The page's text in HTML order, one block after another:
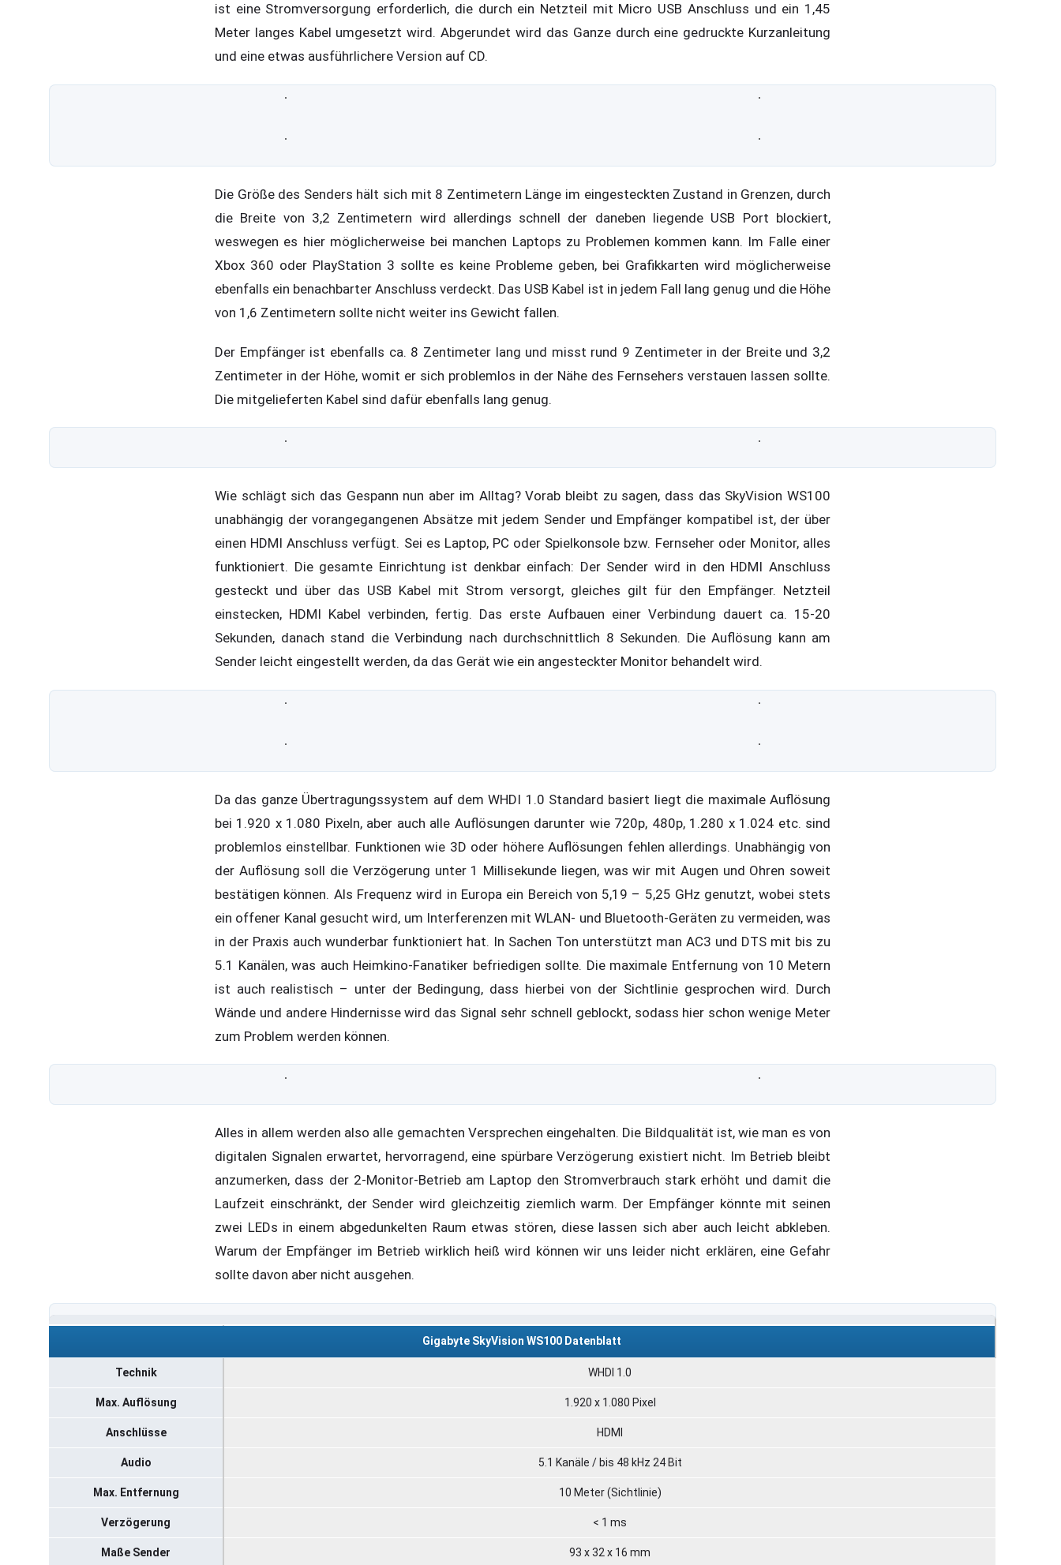
ist eine Stromversorgung erforderlich, die durch ein Netzteil mit Micro USB Anschluss und ein 1,45
Meter langes Kabel umgesetzt wird. Abgerundet wird das Ganze durch eine gedruckte Kurzanleitung
und eine etwas ausführlichere Version auf CD.
Die Größe des Senders hält sich mit 8 Zentimetern Länge im eingesteckten Zustand in Grenzen, durch
die Breite von 3,2 Zentimetern wird allerdings schnell der daneben liegende USB Port blockiert,
weswegen es hier möglicherweise bei manchen Laptops zu Problemen kommen kann. Im Falle einer
Xbox 360 oder PlayStation 3 sollte es keine Probleme geben, bei Grafikkarten wird möglicherweise
ebenfalls ein benachbarter Anschluss verdeckt. Das USB Kabel ist in jedem Fall lang genug und die Höhe
von 1,6 Zentimetern sollte nicht weiter ins Gewicht fallen.
Der Empfänger ist ebenfalls ca. 8 Zentimeter lang und misst rund 9 Zentimeter in der Breite und 3,2
Zentimeter in der Höhe, womit er sich problemlos in der Nähe des Fernsehers verstauen lassen sollte.
Die mitgelieferten Kabel sind dafür ebenfalls lang genug.
Wie schlägt sich das Gespann nun aber im Alltag? Vorab bleibt zu sagen, dass das SkyVision WS100
unabhängig der vorangegangenen Absätze mit jedem Sender und Empfänger kompatibel ist, der über
einen HDMI Anschluss verfügt. Sei es Laptop, PC oder Spielkonsole bzw. Fernseher oder Monitor, alles
funktioniert. Die gesamte Einrichtung ist denkbar einfach: Der Sender wird in den HDMI Anschluss
gesteckt und über das USB Kabel mit Strom versorgt, gleiches gilt für den Empfänger. Netzteil
einstecken, HDMI Kabel verbinden, fertig. Das erste Aufbauen einer Verbindung dauert ca. 15-20
Sekunden, danach stand die Verbindung nach durchschnittlich 8 Sekunden. Die Auflösung kann am
Sender leicht eingestellt werden, da das Gerät wie ein angesteckter Monitor behandelt wird.
Da das ganze Übertragungssystem auf dem WHDI 1.0 Standard basiert liegt die maximale Auflösung
bei 1.920 x 1.080 Pixeln, aber auch alle Auflösungen darunter wie 720p, 480p, 1.280 x 1.024 etc. sind
problemlos einstellbar. Funktionen wie 3D oder höhere Auflösungen fehlen allerdings. Unabhängig von
der Auflösung soll die Verzögerung unter 1 Millisekunde liegen, was wir mit Augen und Ohren soweit
bestätigen können. Als Frequenz wird in Europa ein Bereich von 5,19 – 5,25 GHz genutzt, wobei stets
ein offener Kanal gesucht wird, um Interferenzen mit WLAN- und Bluetooth-Geräten zu vermeiden, was
in der Praxis auch wunderbar funktioniert hat. In Sachen Ton unterstützt man AC3 und DTS mit bis zu
5.1 Kanälen, was auch Heimkino-Fanatiker befriedigen sollte. Die maximale Entfernung von 10 Metern
ist auch realistisch – unter der Bedingung, dass hierbei von der Sichtlinie gesprochen wird. Durch
Wände und andere Hindernisse wird das Signal sehr schnell geblockt, sodass hier schon wenige Meter
zum Problem werden können.
Alles in allem werden also alle gemachten Versprechen eingehalten. Die Bildqualität ist, wie man es von
digitalen Signalen erwartet, hervorragend, eine spürbare Verzögerung existiert nicht. Im Betrieb bleibt
anzumerken, dass der 2-Monitor-Betrieb am Laptop den Stromverbrauch stark erhöht und damit die
Laufzeit einschränkt, der Sender wird gleichzeitig ziemlich warm. Der Empfänger könnte mit seinen
zwei LEDs in einem abgedunkelten Raum etwas stören, diese lassen sich aber auch leicht abkleben.
Warum der Empfänger im Betrieb wirklich heiß wird können wir uns leider nicht erklären, eine Gefahr
sollte davon aber nicht ausgehen.
Gigabyte SkyVision WS100 Datenblatt
Technik WHDI 1.0
Max. Auflösung 1.920 x 1.080 Pixel
Anschlüsse HDMI
Audio 5.1 Kanäle / bis 48 kHz 24 Bit
Max. Entfernung 10 Meter (Sichtlinie)
Verzögerung < 1 ms
Maße Sender 93 x 32 x 16 mm